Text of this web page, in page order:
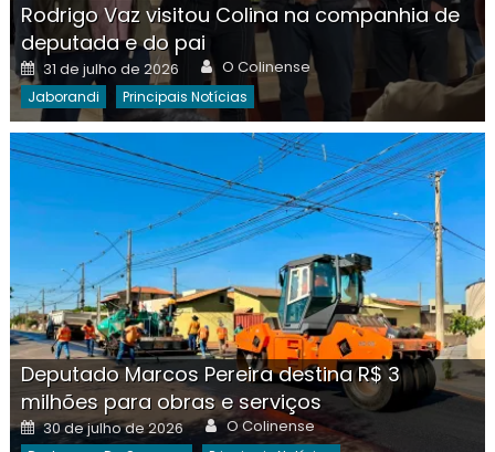
Rodrigo Vaz visitou Colina na companhia de
deputada e do pai
Posted
on
31 de julho de 2026 Author
O Colinense
Jaborandi Principais Notícias
Deputado Marcos Pereira destina R$ 3
milhões para obras e serviços
Posted
on
30 de julho de 2026 Author
O Colinense